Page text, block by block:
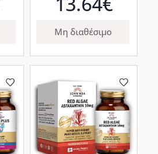
Συμπλήρωμα για την
Ενίσχυση του
60κάψουλες
Μη διαθέσιμο